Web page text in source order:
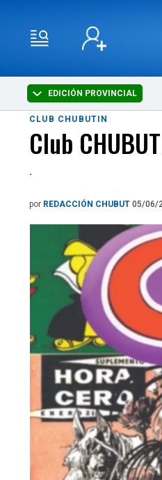
EDICIÓN PROVINCIAL
CLUB CHUBUTIN
Club
.
por REDACCIÓN CHUBUT 05/06/